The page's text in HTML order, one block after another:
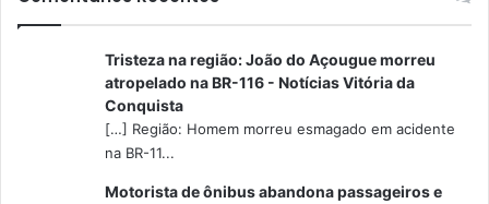
Tristeza na região: João do Açougue morreu
atropelado na BR-116 - Notícias Vitória da
Conquista
[…] Região: Homem morreu esmagado em acidente
na BR-11...
Motorista de ônibus abandona passageiros e